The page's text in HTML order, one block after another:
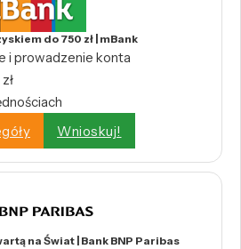
do 750 zł | mBank
i prowadzenie konta
Wnioskuj!
na Świat | Bank BNP Paribas